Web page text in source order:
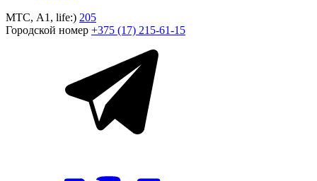
МТС, A1, life:) 205
Городской номер +375 (17) 215-61-15